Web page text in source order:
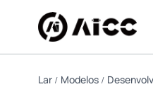
Lar Modelos